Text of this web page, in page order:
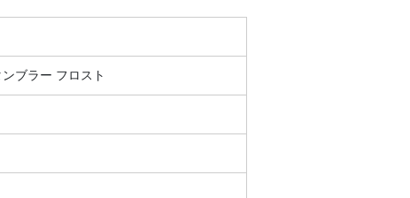
ブラー フロスト